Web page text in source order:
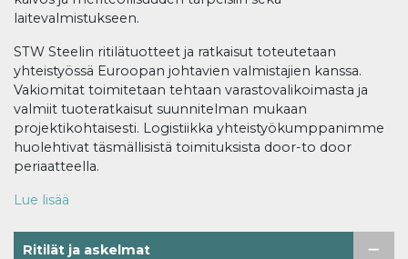
laitevalmistukseen.
STW Steelin ritilätuotteet ja ratkaisut toteutetaan
yhteistyössä Euroopan johtavien valmistajien kanssa.
Vakiomitat toimitetaan tehtaan varastovalikoimasta ja
valmiit tuoteratkaisut suunnitelman mukaan
projektikohtaisesti. Logistiikka yhteistyökumppanimme
huolehtivat täsmällisistä toimituksista door-to door
periaatteella.
Lue lisää
Ritilät ja askelmat